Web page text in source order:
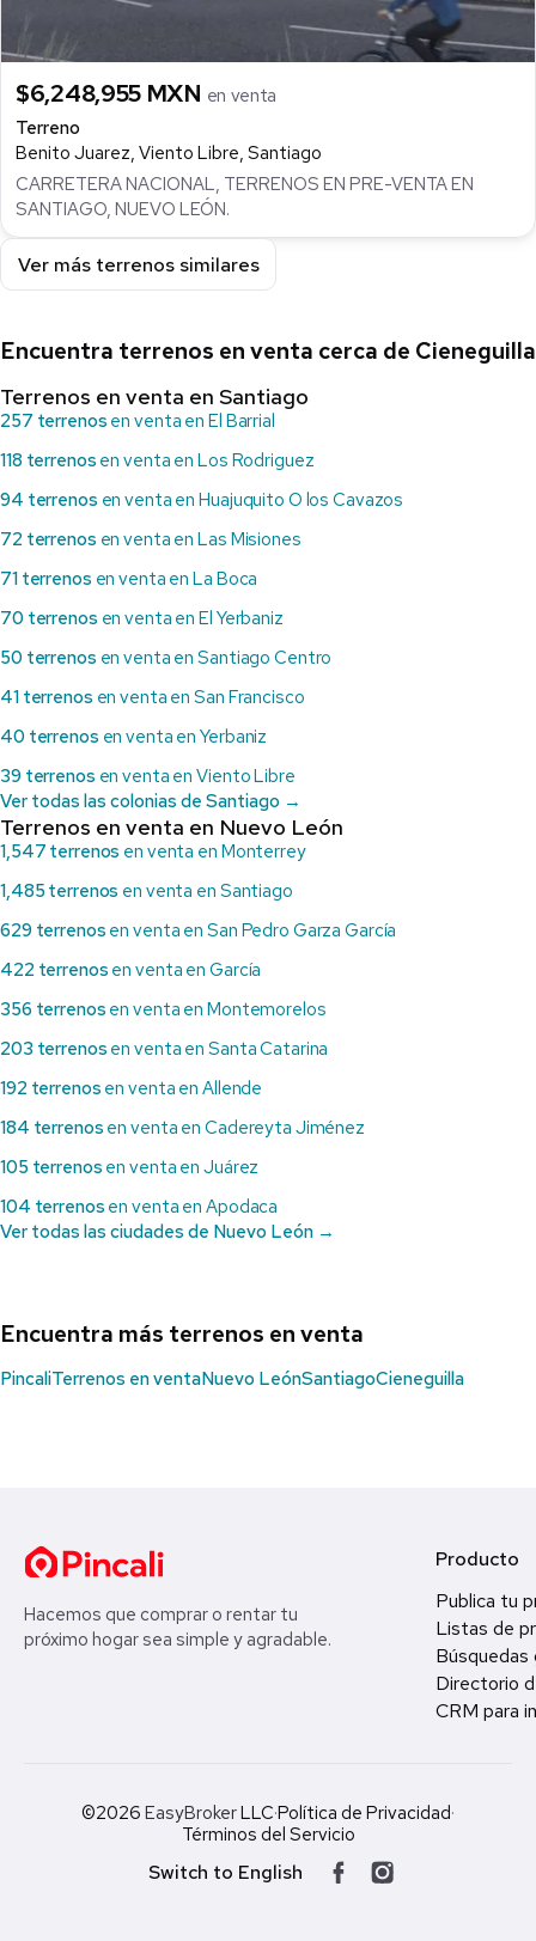
$6,248,955 MXN en venta
Terreno
Benito Juarez, Viento Libre, Santiago
CARRETERA NACIONAL, TERRENOS EN PRE-VENTA EN
SANTIAGO, NUEVO LEÓN.
Ver más terrenos similares
Encuentra terrenos en venta cerca de Cieneguilla
Terrenos en venta en Santiago
257 terrenos en venta en El Barrial
118 terrenos en venta en Los Rodriguez
94 terrenos en venta en Huajuquito O los Cavazos
72 terrenos en venta en Las Misiones
71 terrenos en venta en La Boca
70 terrenos en venta en El Yerbaniz
50 terrenos en venta en Santiago Centro
41 terrenos en venta en San Francisco
40 terrenos en venta en Yerbaniz
39 terrenos en venta en Viento Libre
Ver todas las colonias de Santiago →
Terrenos en venta en Nuevo León
1,547 terrenos en venta en Monterrey
1,485 terrenos en venta en Santiago
629 terrenos en venta en San Pedro Garza García
422 terrenos en venta en García
356 terrenos en venta en Montemorelos
203 terrenos en venta en Santa Catarina
192 terrenos en venta en Allende
184 terrenos en venta en Cadereyta Jiménez
105 terrenos en venta en Juárez
104 terrenos en venta en Apodaca
Ver todas las ciudades de Nuevo León →
Encuentra más terrenos en venta
PincaliTerrenos en ventaNuevo LeónSantiagoCieneguilla
Hacemos que comprar o rentar tu
próximo hogar sea simple y agradable.
Producto
Publica tu
Listas de
Búsquedas
Directorio
CRM para
©2026 EasyBrokerLLC·Política de Privacidad·
Términos del Servicio
Switch to English